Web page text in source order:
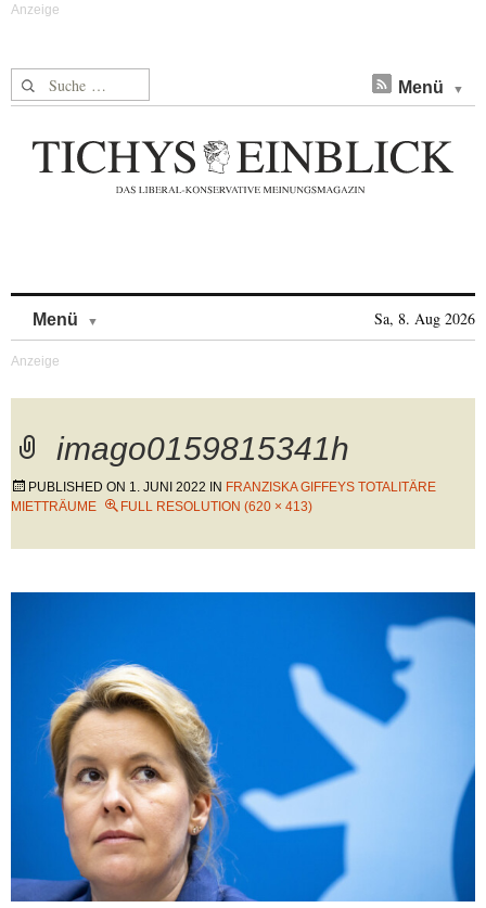
Suche nach: Menü
Menü Sa, 8. Aug 2026
imago0159815341h
PUBLISHED ON 1. JUNI 2022 IN FRANZISKA GIFFEYS TOTALITÄRE
MIETTRÄUME
FULL RESOLUTION (620 × 413)